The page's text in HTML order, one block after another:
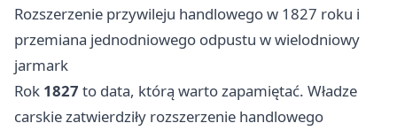
Rozszerzenie przywileju handlowego w 1827 roku i
przemiana jednodniowego odpustu w wielodniowy
jarmark
Rok 1827 to data, którą warto zapamiętać. Władze
carskie zatwierdziły rozszerzenie handlowego